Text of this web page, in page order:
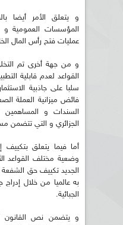
و يتعلق الأمر أيضا
المؤسسات العمومية
عمليات فتح رأس المال
و من جهة أخرى تم
القواعد لعدم قابلية
سلبا على جاذبية
فائض ميزانية العملة
السندات و المساهمين
الجزائري و التي تتضمن
أما فيما يتعلق بتكييف
وضعية مختلف القواعد
الجديد تكييف حق
به عالميا من خلال إدراج
الجبائية.
و يتضمن نص القانون